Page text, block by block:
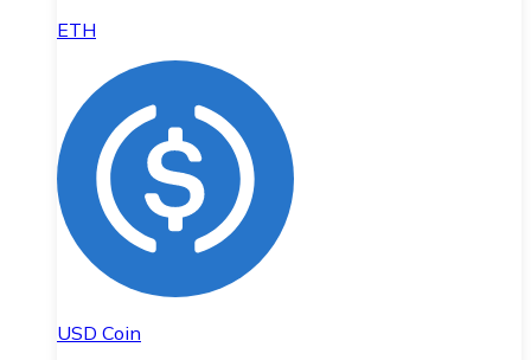
ETH
USD Coin